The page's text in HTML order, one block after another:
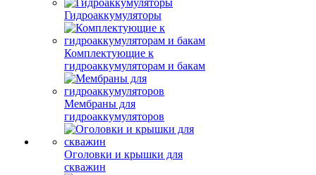
Гидроаккумуляторы
Комплектующие к
гидроаккумуляторам и бакам
Мембраны для
гидроаккумуляторов
Оголовки и крышки для
скважин